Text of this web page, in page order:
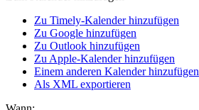
Zu Timely-Kalender hinzufügen
Zu Google hinzufügen
Zu Outlook hinzufügen
Zu Apple-Kalender hinzufügen
Einem anderen Kalender hinzufügen
Als XML exportieren